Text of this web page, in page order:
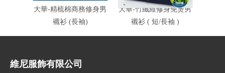
大華-精梳棉商務修身男
襯衫 (長袖)
大華-竹纖維修身免燙男
襯衫 ( 短/長袖 )
維尼服飾有限公司